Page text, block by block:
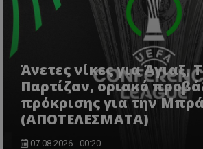
Άνετες νίκες για Άγιαξ,
Παρτίζαν, οριακό
πρόκρισης για την
(ΑΠΟΤΕΛΕΣΜΑΤΑ)
07.08.2026 - 00:20